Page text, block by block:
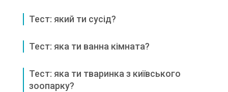
Тест: який ти сусід?
Тест: яка ти ванна кімната?
Тест: яка ти тваринка з київського
зоопарку?